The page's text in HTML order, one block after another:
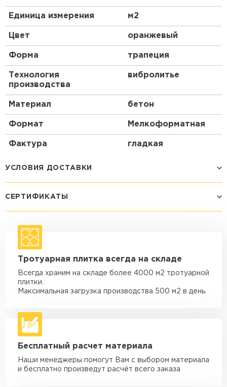
Единица измерения м2
Цвет оранжевый
Форма трапеция
Технология
производства
вибролитье
Материал бетон
Формат Мелкоформатная
Фактура гладкая
УСЛОВИЯ ДОСТАВКИ
макс. длина груза 4 м
Машина - 1,5 тн до 20 м3
макс. длина груза 4 м
Машина - 3,5 тн до 30 м3
макс. длина груза 6 м
макс. длина груза 6 м
Машина - 10 тн до 50 м3
макс. длина груза 8 м
Машина - 20 тн до 80 м3
от 5 500 ₽
СЕРТИФИКАТЫ
Тротуарная плитка всегда на складе
Всегда храним на складе более 4000 м2 тротуарной
плитки.
Максимальная загрузка производства 500 м2 в день.
Бесплатный расчет материала
Наши менеджеры помогут Вам с выбором материала
и бесплатно произведут расчёт всего заказа